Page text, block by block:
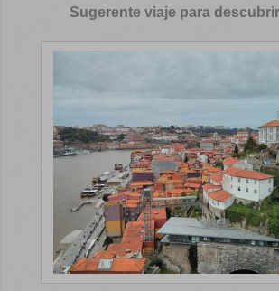
Sugerente viaje para